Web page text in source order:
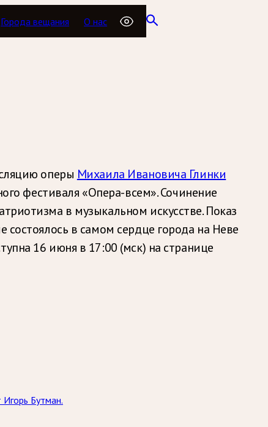
Города вещания О нас
оперы Михаила Ивановича Глинки
фестиваля «Опера-всем». Сочинение
в музыкальном искусстве. Показ
в самом сердце города на Неве
16 июня в 17:00 (мск) на странице
Бутман.